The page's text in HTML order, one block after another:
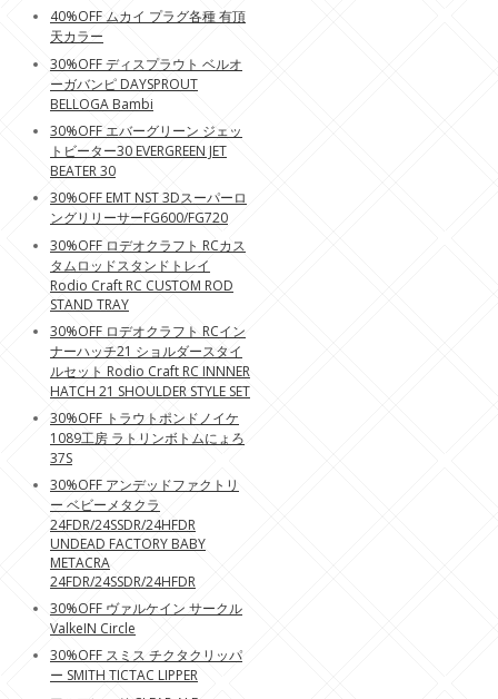
40%OFF ムカイ プラグ各種 有頂
天カラー
30%OFF ディスプラウト ベルオ
ーガバンピ DAYSPROUT
BELLOGA Bambi
30%OFF エバーグリーン ジェッ
トビーター30 EVERGREEN JET
BEATER 30
30%OFF EMT NST 3Dスーパーロ
ングリリーサーFG600/FG720
30%OFF ロデオクラフト RCカス
タムロッドスタンドトレイ
Rodio Craft RC CUSTOM ROD
STAND TRAY
30%OFF ロデオクラフト RCイン
ナーハッチ21 ショルダースタイ
ルセット Rodio Craft RC INNNER
HATCH 21 SHOULDER STYLE SET
30%OFF トラウトポンドノイケ
1089工房 ラトリンボトムにょろ
37S
30%OFF アンデッドファクトリ
ー ベビーメタクラ
24FDR/24SSDR/24HFDR
UNDEAD FACTORY BABY
METACRA
24FDR/24SSDR/24HFDR
30%OFF ヴァルケイン サークル
ValkeIN Circle
30%OFF スミス チクタクリッパ
ー SMITH TICTAC LIPPER